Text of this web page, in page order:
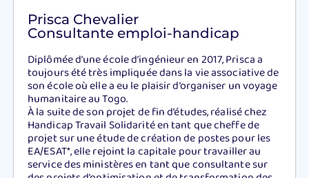
Prisca Chevalier
Consultante emploi-handicap
Diplômée d’une école d’ingénieur en 2017, Prisca a
toujours été très impliquée dans la vie associative de
son école où elle a eu le plaisir d’organiser un voyage
humanitaire au Togo.
À la suite de son projet de fin d’études, réalisé chez
Handicap Travail Solidarité en tant que cheffe de
projet sur une étude de création de postes pour les
EA/ESAT*, elle rejoint la capitale pour travailler au
service des ministères en tant que consultante sur